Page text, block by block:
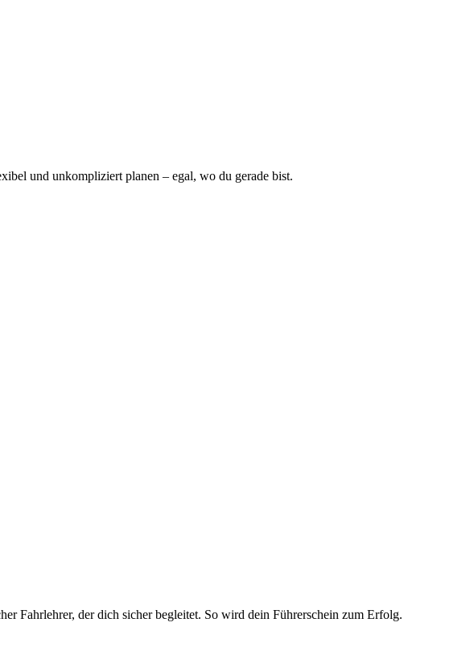
und unkompliziert planen – egal, wo du gerade bist.
Fahrlehrer, der dich sicher begleitet. So wird dein Führerschein zum Erfolg.